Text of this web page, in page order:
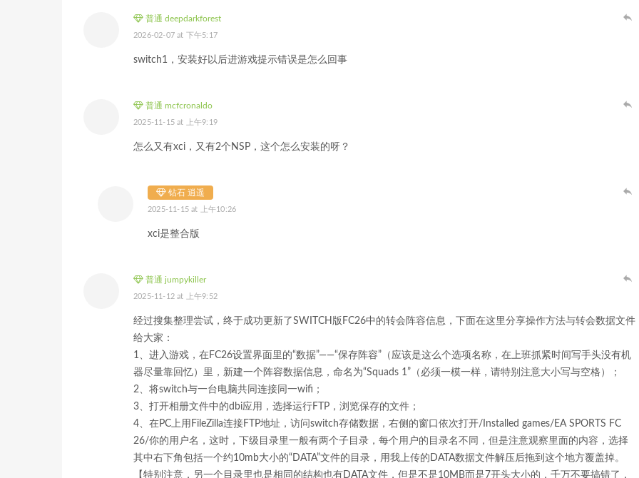
普通 deepdarkforest
2026-02-07 at 下午5:17
switch1，安装好以后进游戏提示错误是怎么回事
普通 mcfcronaldo
2025-11-15 at 上午9:19
怎么又有xci，又有2个NSP，这个怎么安装的呀？
钻石 逍遥
2025-11-15 at 上午10:26
xci是整合版
普通 jumpykiller
2025-11-12 at 上午9:52
经过搜集整理尝试，终于成功更新了SWITCH版FC26中的转会阵容信息，下面在这里分享操作方法与转会数据文件
给大家：
1、进入游戏，在FC26设置界面里的“数据”——“保存阵容”（应该是这么个选项名称，在上班抓紧时间写手头没有机
器尽量靠回忆）里，新建一个阵容数据信息，命名为“Squads 1”（必须一模一样，请特别注意大小写与空格）；
2、将switch与一台电脑共同连接同一wifi；
3、打开相册文件中的dbi应用，选择运行FTP，浏览保存的文件；
4、在PC上用FileZilla连接FTP地址，访问switch存储数据，右侧的窗口依次打开/Installed games/EA SPORTS FC
26/你的用户名，这时，下级目录里一般有两个子目录，每个用户的目录名不同，但是注意观察里面的内容，选择
其中右下角包括一个约10mb大小的“DATA”文件的目录，用我上传的DATA数据文件解压后拖到这个地方覆盖掉。
【特别注意，另一个目录里也是相同的结构也有DATA文件，但是不是10MB而是7开头大小的，千万不要搞错了，